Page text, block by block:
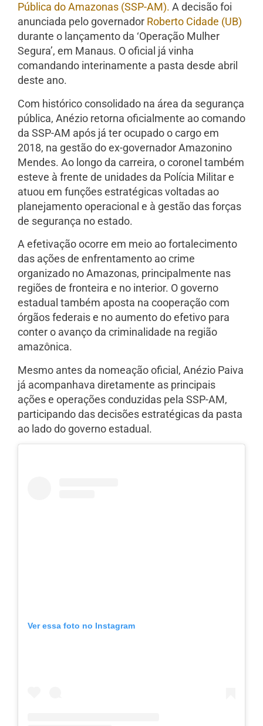
Pública do Amazonas (SSP-AM). A decisão foi
anunciada pelo governador Roberto Cidade (UB)
durante o lançamento da ‘Operação Mulher
Segura’, em Manaus. O oficial já vinha
comandando interinamente a pasta desde abril
deste ano.
Com histórico consolidado na área da segurança
pública, Anézio retorna oficialmente ao comando
da SSP-AM após já ter ocupado o cargo em
2018, na gestão do ex-governador Amazonino
Mendes. Ao longo da carreira, o coronel também
esteve à frente de unidades da Polícia Militar e
atuou em funções estratégicas voltadas ao
planejamento operacional e à gestão das forças
de segurança no estado.
A efetivação ocorre em meio ao fortalecimento
das ações de enfrentamento ao crime
organizado no Amazonas, principalmente nas
regiões de fronteira e no interior. O governo
estadual também aposta na cooperação com
órgãos federais e no aumento do efetivo para
conter o avanço da criminalidade na região
amazônica.
Mesmo antes da nomeação oficial, Anézio Paiva
já acompanhava diretamente as principais
ações e operações conduzidas pela SSP-AM,
participando das decisões estratégicas da pasta
ao lado do governo estadual.
Ver essa foto no Instagram